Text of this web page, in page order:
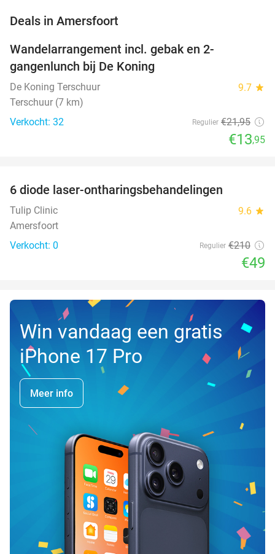
Deals in Amersfoort
TODAY
Wandelarrangement incl. gebak en 2-
gangenlunch bij De Koning
De Koning Terschuur 9.7 star
Terschuur (7 km)
Verkocht: 32
Regulier €21,95
€13,95
TODAY
6 diode laser-ontharingsbehandelingen
Tulip Clinic 9.6 star
Amersfoort
Verkocht: 0
Regulier €210
€49
Win vandaag een gratis
iPhone 17 Pro
Meer info